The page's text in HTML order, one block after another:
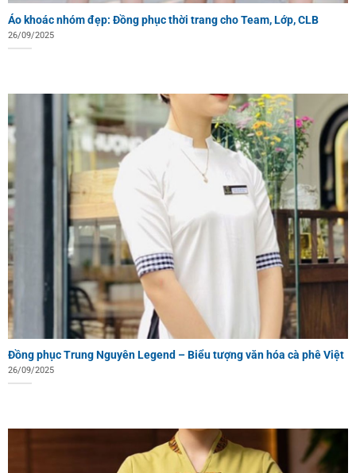
Áo khoác nhóm đẹp: Đồng phục thời trang cho Team, Lớp, CLB
26/09/2025
Đồng phục Trung Nguyên Legend – Biểu tượng văn hóa cà phê Việt
26/09/2025